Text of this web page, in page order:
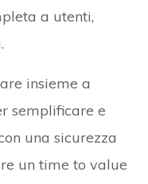
a utenti,
insieme a
semplificare e
una sicurezza
un time to value